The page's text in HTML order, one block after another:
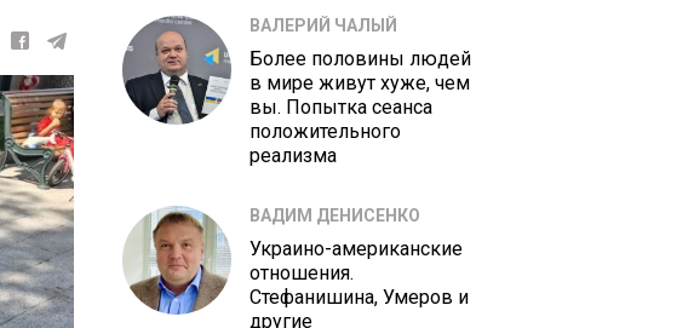
ВАЛЕРИЙ ЧАЛЫЙ
Более половины людей
в мире живут хуже, чем
вы. Попытка сеанса
положительного
реализма
ВАДИМ ДЕНИСЕНКО
Украино-американские
отношения.
Стефанишина, Умеров и
другие